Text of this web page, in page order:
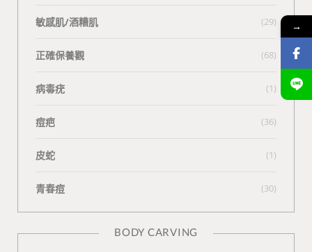
敏感肌/酒糟肌 (29)
正確保養觀 (68)
病毒疣 (1)
痘疤 (36)
皮蛇 (1)
青春痘 (30)
BODY CARVING
→